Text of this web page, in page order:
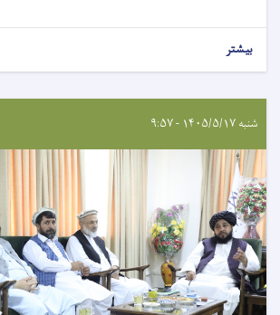
بیشتر
شنبه ۱۴۰۵/۵/۱۷ - ۹:۵۷